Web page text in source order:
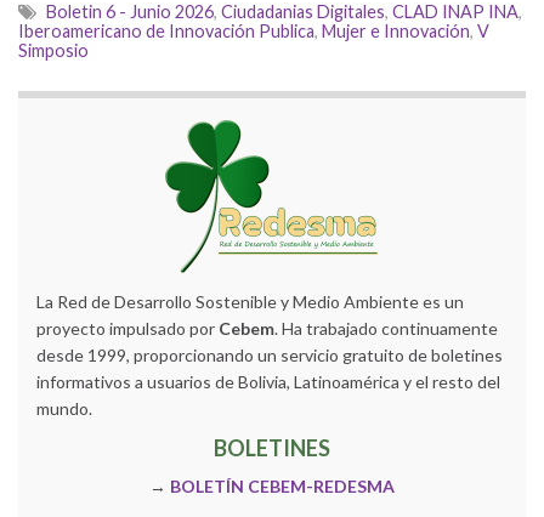
Boletin 6 - Junio 2026, Ciudadanias Digitales, CLAD INAP INA,
Iberoamericano de Innovación Publica, Mujer e Innovación, V
Simposio
La Red de Desarrollo Sostenible y Medio Ambiente es un
proyecto impulsado por Cebem. Ha trabajado continuamente
desde 1999, proporcionando un servicio gratuito de boletines
informativos a usuarios de Bolivia, Latinoamérica y el resto del
mundo.
BOLETINES
→ BOLETÍN CEBEM-REDESMA